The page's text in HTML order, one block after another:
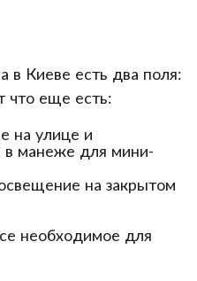
в Киеве есть два поля:
что еще есть:
на улице и
в манеже для мини-
на закрытом
необходимое для